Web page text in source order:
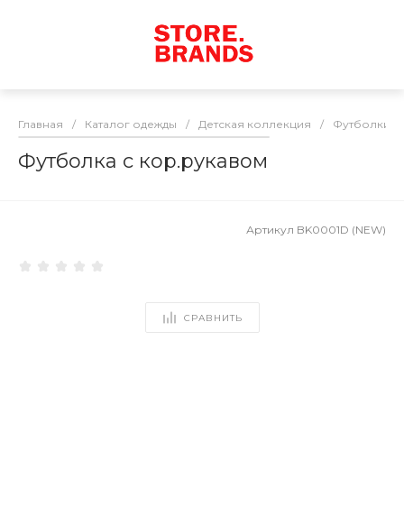
Главная / Каталог одежды / Детская коллекция / Футболки
Футболка с кор.рукавом
Артикул BK0001D (NEW)
СРАВНИТЬ